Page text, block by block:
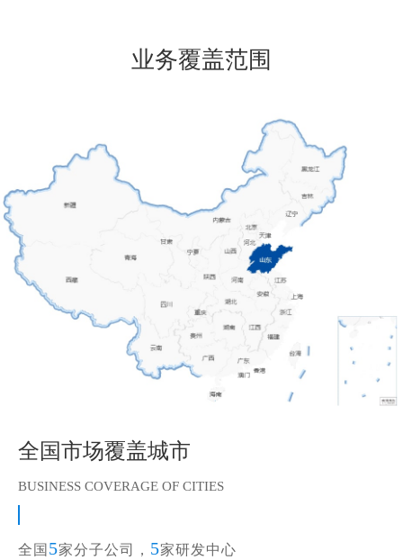
业务覆盖范围
全国市场覆盖城市
BUSINESS COVERAGE OF CITIES
全国 5家分子公司， 5家研发中心